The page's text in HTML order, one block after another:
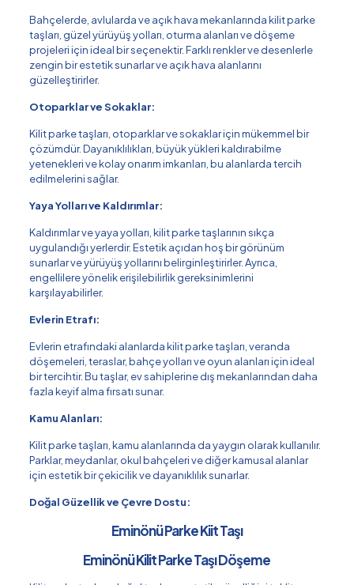
Bahçelerde, avlularda ve açık hava mekanlarında kilit parke
taşları, güzel yürüyüş yolları, oturma alanları ve döşeme
projeleri için ideal bir seçenektir. Farklı renkler ve desenlerle
zengin bir estetik sunarlar ve açık hava alanlarını
güzelleştirirler.
Otoparklar ve Sokaklar:
Kilit parke taşları, otoparklar ve sokaklar için mükemmel bir
çözümdür. Dayanıklılıkları, büyük yükleri kaldırabilme
yetenekleri ve kolay onarım imkanları, bu alanlarda tercih
edilmelerini sağlar.
Yaya Yolları ve Kaldırımlar:
Kaldırımlar ve yaya yolları, kilit parke taşlarının sıkça
uygulandığı yerlerdir. Estetik açıdan hoş bir görünüm
sunarlar ve yürüyüş yollarını belirginleştirirler. Ayrıca,
engellilere yönelik erişilebilirlik gereksinimlerini
karşılayabilirler.
Evlerin Etrafı:
Evlerin etrafındaki alanlarda kilit parke taşları, veranda
döşemeleri, teraslar, bahçe yolları ve oyun alanları için ideal
bir tercihtir. Bu taşlar, ev sahiplerine dış mekanlarından daha
fazla keyif alma fırsatı sunar.
Kamu Alanları:
Kilit parke taşları, kamu alanlarında da yaygın olarak kullanılır.
Parklar, meydanlar, okul bahçeleri ve diğer kamusal alanlar
için estetik bir çekicilik ve dayanıklılık sunarlar.
Doğal Güzellik ve Çevre Dostu:
Eminönü Parke Kiit Taşı
Eminönü Kilit Parke Taşı Döşeme